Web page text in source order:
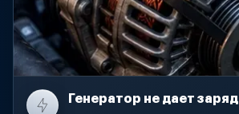
Генератор не дает заряд